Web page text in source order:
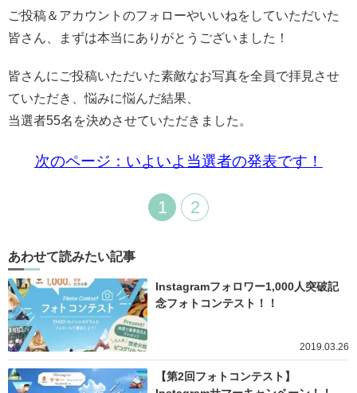
ご投稿＆アカウントのフォローやいいねをしていただいた
皆さん、まずは本当にありがとうございました！
皆さんにご投稿いただいた素敵なお写真を全員で拝見させ
ていただき、悩みに悩んだ結果、
当選者55名を決めさせていただきました。
次のページ：いよいよ当選者の発表です！
1 2
あわせて読みたい記事
Instagramフォロワー1,000人突破記
念フォトコンテスト！！
2019.03.26
【第2回フォトコンテスト】